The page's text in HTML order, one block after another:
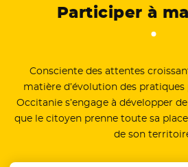
Participer à
Consciente des attentes
matière d’évolution des
Occitanie s’engage à développer
que le citoyen prenne toute sa
de son